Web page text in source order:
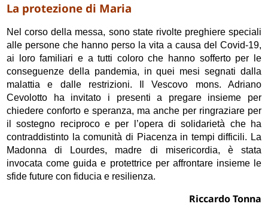
La protezione di Maria
Nel corso della messa, sono state rivolte preghiere speciali
alle persone che hanno perso la vita a causa del Covid-19,
ai loro familiari e a tutti coloro che hanno sofferto per le
conseguenze della pandemia, in quei mesi segnati dalla
malattia e dalle restrizioni. Il Vescovo mons. Adriano
Cevolotto ha invitato i presenti a pregare insieme per
chiedere conforto e speranza, ma anche per ringraziare per
il sostegno reciproco e per l’opera di solidarietà che ha
contraddistinto la comunità di Piacenza in tempi difficili. La
Madonna di Lourdes, madre di misericordia, è stata
invocata come guida e protettrice per affrontare insieme le
sfide future con fiducia e resilienza.
Riccardo Tonna